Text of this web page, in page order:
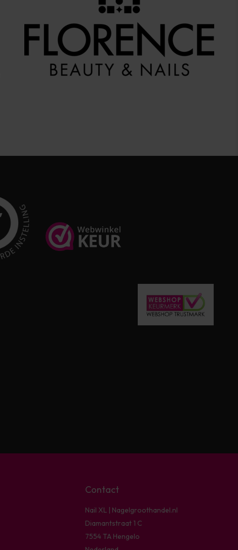
Contact
Nail XL | Nagelgroothandel.nl
Diamantstraat 1 C
7554 TA Hengelo